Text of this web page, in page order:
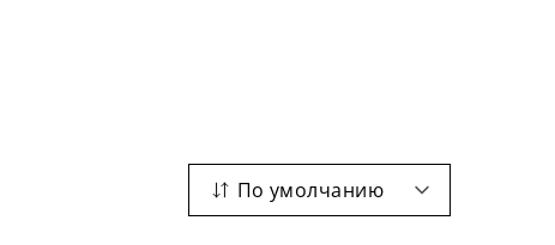
По умолчанию